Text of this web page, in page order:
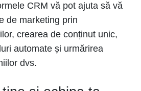
CRM vă pot ajuta să vă
de marketing prin
crearea de conținut unic,
automate și urmărirea
dvs.